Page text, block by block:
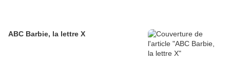
ABC Barbie, la lettre X